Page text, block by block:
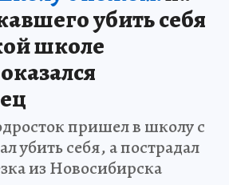
убить себя
школе
пришел в школу с
убить себя, а пострадал
из Новосибирска